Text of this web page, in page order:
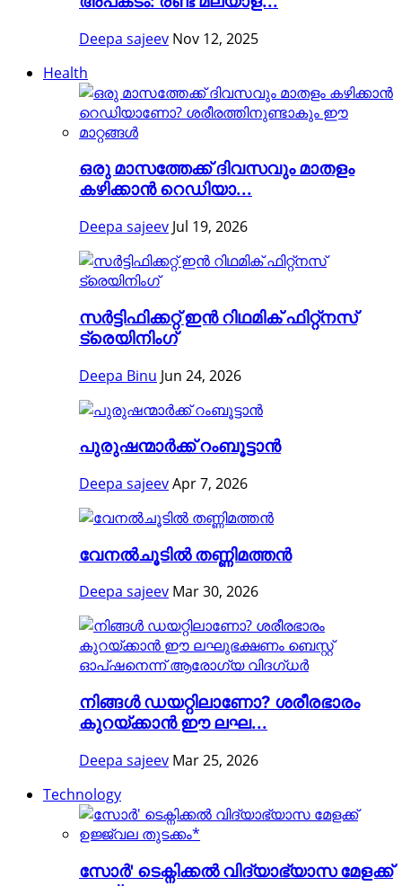
Deepa sajeev Nov 12, 2025
Health
ഒരു മാസത്തേക്ക് ദിവസവും മാതളം
കഴിക്കാൻ റെഡിയാ...
Deepa sajeev Jul 19, 2026
സർട്ടിഫിക്കറ്റ് ഇൻ റിഥമിക് ഫിറ്റ്നസ്
ട്രെയിനിംഗ്
Deepa Binu Jun 24, 2026
പുരുഷന്മാർക്ക് റംബൂട്ടാൻ
Deepa sajeevApr 7, 2026
വേനൽചൂടിൽ തണ്ണിമത്തൻ
Deepa sajeev Mar 30, 2026
നിങ്ങള്‍ ഡയറ്റിലാണോ? ശരീരഭാരം
കുറയ്ക്കാൻ ഈ ലഘ...
Deepa sajeev Mar 25, 2026
Technology
സോർ' ടെക്നിക്കൽ വിദ്യാഭ്യാസ മേളക്ക്